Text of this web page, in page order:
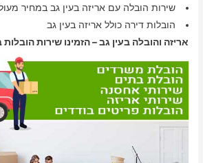
שירות הובלה עם אריזה בעין גב במחיר
הובלות דירה כולל אריזה בעין גב
אריזה והובלה בעין גב – הזמינו שירות הובלות